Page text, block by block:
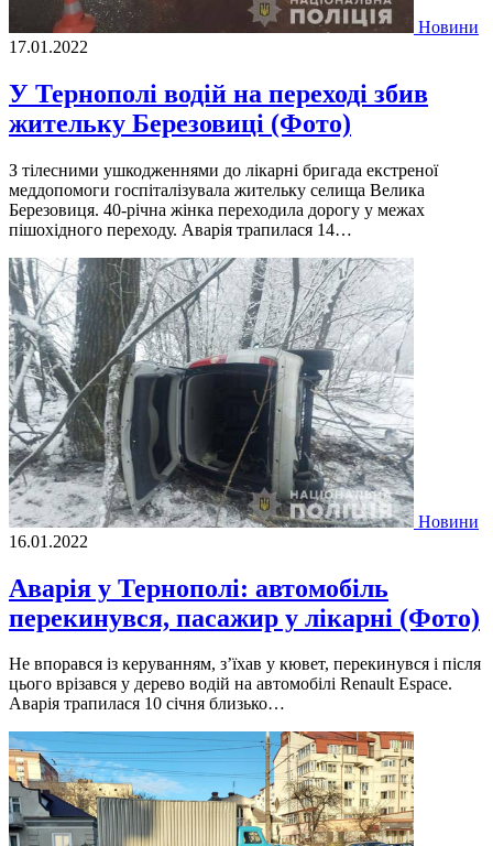
Новини
17.01.2022
У Тернополі водій на переході збив
жительку Березовиці (Фото)
З тілесними ушкодженнями до лікарні бригада екстреної
меддопомоги госпіталізувала жительку селища Велика
Березовиця. 40-річна жінка переходила дорогу у межах
пішохідного переходу. Аварія трапилася 14…
Новини
16.01.2022
Аварія у Тернополі: автомобіль
перекинувся, пасажир у лікарні (Фото)
Не впорався із керуванням, з’їхав у кювет, перекинувся і після
цього врізався у дерево водій на автомобілі Renault Espace.
Аварія трапилася 10 січня близько…